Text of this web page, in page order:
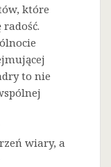
które
to nie
wiary, a